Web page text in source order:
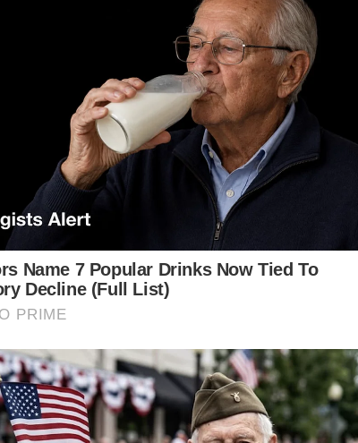
Hujan tidak halang PM jamu selera bersama orang
ramai di Kempas
Hujan tidak halang PM jamu selera bersama orang
ramai di Kempas
Polis minta bantuan orang ramai kesan lelaki hilang
Rashid berkata, langkah membuka Dusun
VAT 69 itu merupakan satu daripada
persatuan berkongsi kemahiran dan
semangat patriotisme kalangan generasi
untuk akan datang, pihaknya bercadang
ditempuhi pasukan itu ketika operasi dalam